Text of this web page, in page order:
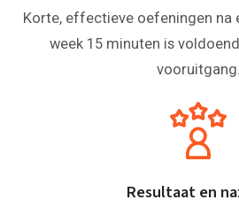
Korte, effectieve oefeningen na
week 15 minuten is
vooruitgang.
Resultaat en